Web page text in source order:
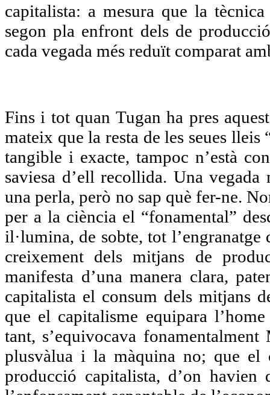
capitalista: a mesura que la
segon pla enfront dels de
cada vegada més reduït comparat
Fins i tot quan Tugan ha pres
mateix que la resta de les seues
tangible i exacte, tampoc n’està
saviesa d’ell recollida. Una
una perla, però no sap què fer-ne.
per a la ciència el “fonamental”
il·lumina, de sobte, tot
creixement dels mitjans de
manifesta d’una manera clara,
capitalista el consum dels mitjans
que el capitalisme equipara
tant, s’equivocava
plusvàlua i la màquina no; que el
producció capitalista, d’on